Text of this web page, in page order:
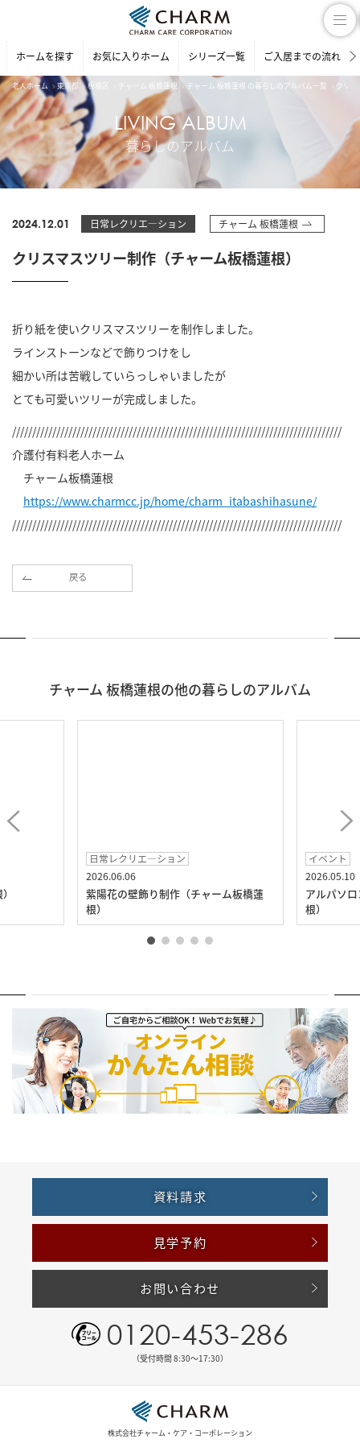
ホームを探す お気に入りホーム シリーズ一覧 ご入居までの流れ
老人ホーム 東京都 板橋区 チャーム 板橋蓮根 チャーム 板橋蓮根 の暮らしのアルバム一覧 クリ
LIVING ALBUM
暮らしのアルバム
2024.12.01 日常レクリエ―ション チャーム 板橋蓮根
クリスマスツリー制作（チャーム板橋蓮根）
折り紙を使いクリスマスツリーを制作しました。
ラインストーンなどで飾りつけをし
細かい所は苦戦していらっしゃいましたが
とても可愛いツリーが完成しました。
//////////////////////////////////////////////////////////////////////////////////
介護付有料老人ホーム
チャーム板橋蓮根
https://www.charmcc.jp/home/charm_itabashihasune/
//////////////////////////////////////////////////////////////////////////////////
戻る
チャーム 板橋蓮根の他の暮らしのアルバム
日常レクリエ―ション
2026.06.06
紫陽花の壁飾り制作（チャーム板橋蓮
根）
イベント
2026.05.10
アルパソ
根）
資料請求
見学予約
お問い合わせ
0120-453-286
（受付時間 8:30〜17:30）
株式会社チャーム・ケア・コーポレーション